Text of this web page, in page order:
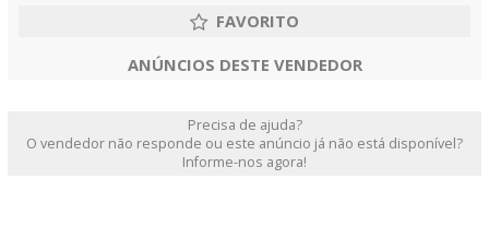
ANÚNCIOS DESTE VENDEDOR
Precisa de ajuda?
O vendedor não responde ou este anúncio já não está disponível?
Informe-nos agora!